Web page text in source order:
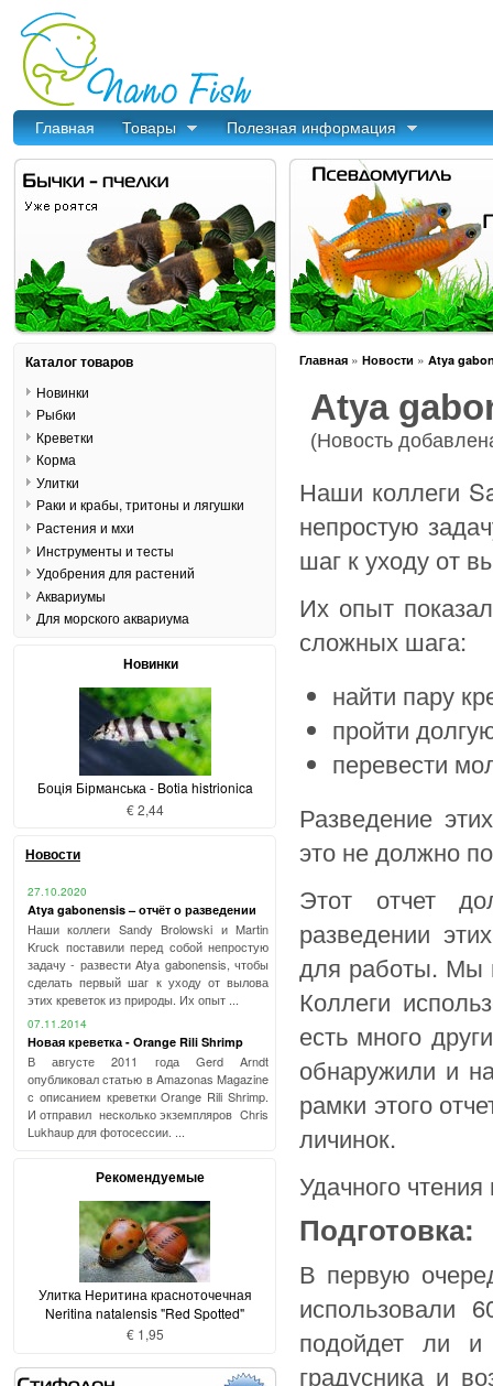
Главная Товары Полезная информация
Главная » Новости » Atya
Atya
(Новость
Наши коллеги
непростую
шаг к уходу от
Их опыт
сложных шага:
найти пару
пройти
перевести
Разведение
это не должно
Этот отчет
разведении
для работы. Мы
Коллеги
есть много
обнаружили и
рамки этого
личинок.
Удачного
Подготовка:
В первую
использовали
подойдет ли
градусника и
Каталог товаров
Новинки
Рыбки
Креветки
Корма
Улитки
Раки и крабы, тритоны и лягушки
Растения и мхи
Инструменты и тесты
Удобрения для растений
Аквариумы
Для морского аквариума
Новинки
Боція Бірманська - Botia histrionica
€ 2,44
Новости
27.10.2020
Atya gabonensis – отчёт о разведении
Наши коллеги Sandy Brolowski и Martin
Kruck поставили перед собой непростую
задачу - развести Atya gabonensis, чтобы
сделать первый шаг к уходу от вылова
этих креветок из природы. Их опыт ...
07.11.2014
Новая креветка - Orange Rili Shrimp
В августе 2011 года Gerd Arndt
опубликовал статью в Amazonas Magazine
с описанием креветки Orange Rili Shrimp.
И отправил несколько экземпляров Chris
Lukhaup для фотосессии. ...
Рекомендуемые
Улитка Неритина красноточечная
Neritina natalensis "Red Spotted"
€ 1,95